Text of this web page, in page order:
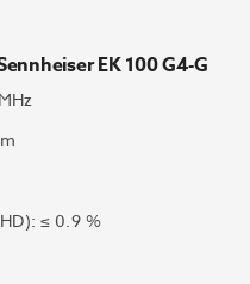
EK 100 G4-G
≤ 0.9 %